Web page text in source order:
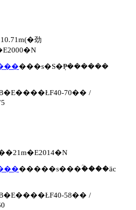
劲
���s�S�݂₱������
70�� /
�����s���ؒ����ӓc
58�� /